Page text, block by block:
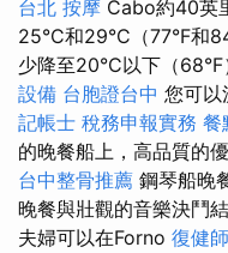
台北 按摩 Cabo約40英
25°C和29°C（77°F和
少降至20°C以下（68°F
設備 台胞證台中 您可以
記帳士 稅務申報實務 餐
的晚餐船上，高品質的
台中整骨推薦 鋼琴船晚
晚餐與壯觀的音樂決鬥
夫婦可以在Forno 復健